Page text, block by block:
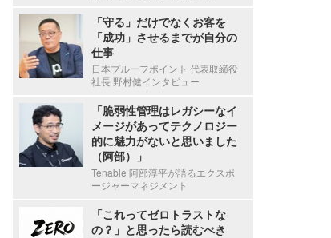
「守る」だけでなくお客を
「成功」させるまでが自分の
仕事
日本プルーフポイント 代表取締役
社長 野村健インタビュー
「脆弱性管理はレガシーなイ
メージがあってテクノロジー
的に魅力がないと思いました
（阿部）」
Tenable 阿部淳平が語るエクスポ
ージャーマネジメント
「これってゼロトラストな
の？」と思ったら読むべき